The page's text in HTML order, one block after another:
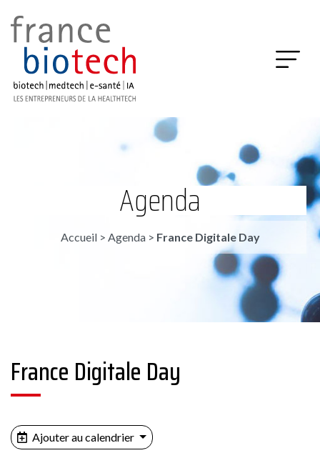
Agenda
Accueil> Agenda> France Digitale Day
France Digitale Day
Ajouter au calendrier